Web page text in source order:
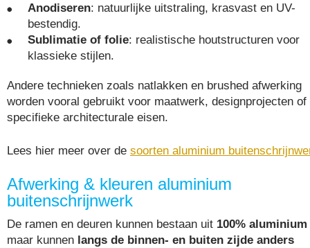
Anodiseren: natuurlijke uitstraling, krasvast en UV-
bestendig.
Sublimatie of folie: realistische houtstructuren voor
klassieke stijlen.
Andere technieken zoals natlakken en brushed afwerking
worden vooral gebruikt voor maatwerk, designprojecten of
specifieke architecturale eisen.
Lees hier meer over de soorten aluminium
Afwerking & kleuren aluminium
buitenschrijnwerk
De ramen en deuren kunnen bestaan uit 100% aluminium
maar kunnen langs de binnen- en buiten zijde anders